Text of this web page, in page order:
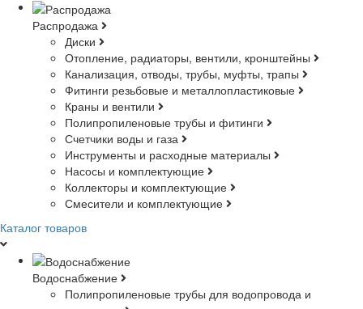
Распродажа
Диски
Отопление, радиаторы, вентили, кронштейны
Канализация, отводы, трубы, муфты, трапы
Фитинги резьбовые и металлопластиковые
Краны и вентили
Полипропиленовые трубы и фитинги
Счетчики воды и газа
Инструменты и расходные материалы
Насосы и комплектующие
Коллекторы и комплектующие
Смесители и комплектующие
Каталог товаров
Водоснабжение
Полипропиленовые трубы для водопровода и